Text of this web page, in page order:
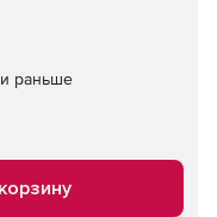
раньше